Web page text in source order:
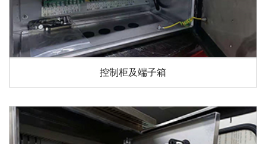
控制柜及端子箱